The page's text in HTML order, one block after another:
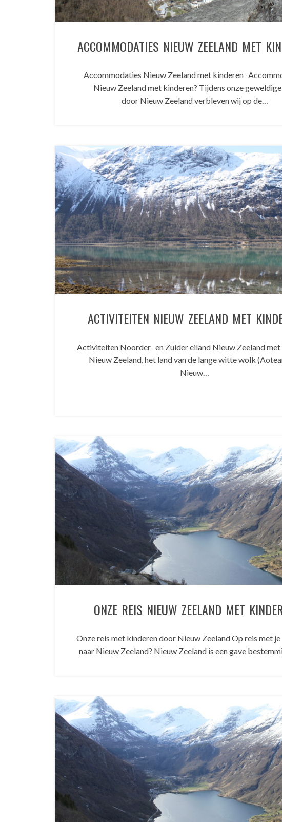
ACCOMMODATIES NIEUW ZEELAND MET
Accommodaties Nieuw Zeeland met kinderen
Nieuw Zeeland met kinderen? Tijdens onze
door Nieuw Zeeland verbleven wij op de…
ACTIVITEITEN NIEUW ZEELAND MET
Activiteiten Noorder- en Zuider eiland Nieuw Zeeland met
Nieuw Zeeland, het land van de lange witte wolk
Nieuw…
ONZE REIS NIEUW ZEELAND MET
Onze reis met kinderen door Nieuw Zeeland Op reis met
naar Nieuw Zeeland? Nieuw Zeeland is een gave